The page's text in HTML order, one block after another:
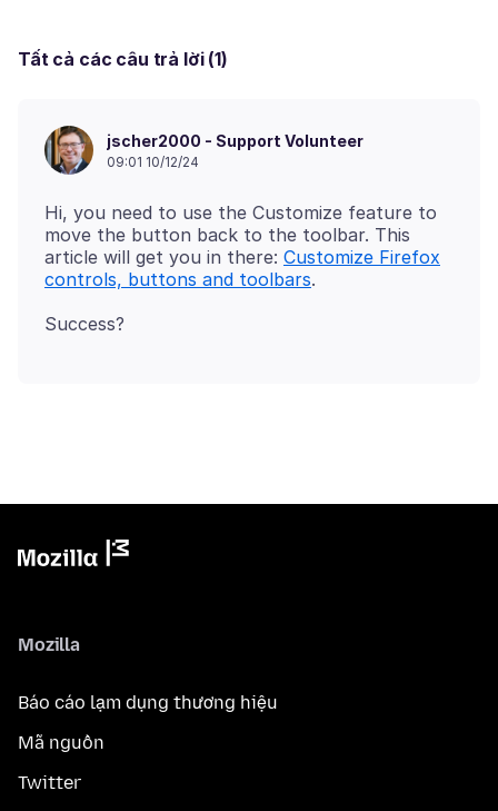
Tất cả các câu trả lời (1)
jscher2000 - Support Volunteer
09:01 10/12/24
Hi, you need to use the Customize feature to
move the button back to the toolbar. This
article will get you in there: Customize Firefox
controls, buttons and toolbars
Mozilla
Báo cáo lạm dụng thương hiệu
Mã nguồn
Twitter